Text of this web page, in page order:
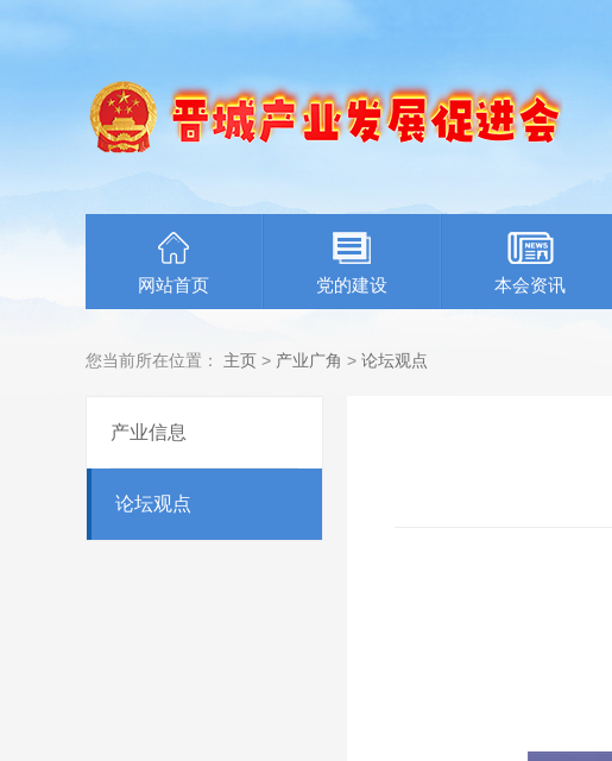
网站首页 党的建设 本会资讯
您当前所在位置： 主页 > 产业广角 > 论坛观点
产业信息
论坛观点